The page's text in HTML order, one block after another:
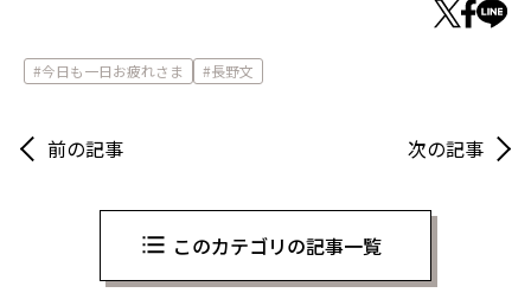
今日も一日お疲れさま 長野文
前の記事 次の記事
このカテゴリの記事一覧